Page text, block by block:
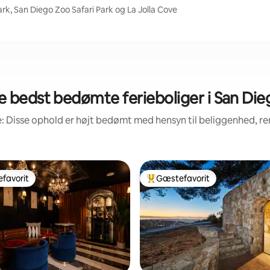
San Diego Zoo Safari Park og La Jolla Cove
bedst bedømte ferieboliger i San
Disse ophold er højt bedømt med hensyn til beliggenhed,
Bedste gæstefavorit
Gæstefavorit